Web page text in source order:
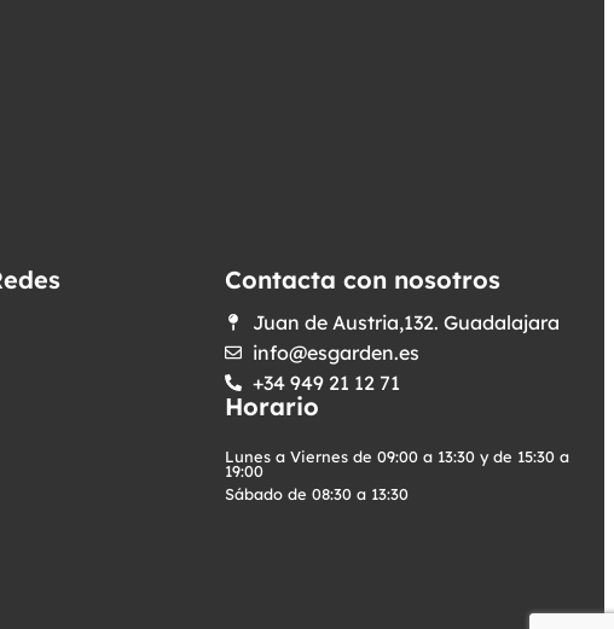
Contacta con nosotros
Juan de Austria,132. Guadalajara
info@esgarden.es
+34 949 21 12 71
Horario
Lunes a Viernes de 09:00 a 13:30 y de 15:30 a
19:00
Sábado de 08:30 a 13:30